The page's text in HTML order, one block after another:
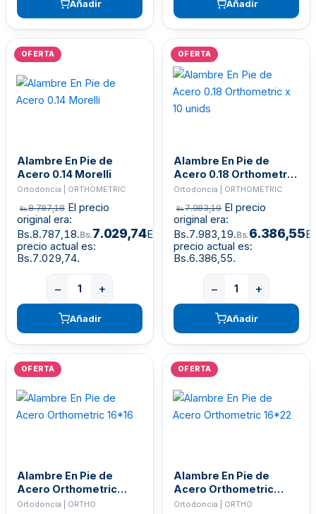
Añadir Añadir
OFERTA
Alambre En Pie de
Acero 0.14 Morelli
Ortodoncia | ORTHOMETRIC
Bs.8.787,18 El precio
original era:
Bs.8.787,18.Bs.7.029,74El
precio actual es:
Bs.7.029,74.
− +
Añadir
OFERTA
Alambre En Pie de
Acero 0.18 Orthometric
x 10 unids
Ortodoncia | ORTHOMETRIC
Bs.7.983,19 El precio
original era:
Bs.7.983,19.Bs.6.386,55El
precio actual es:
Bs.6.386,55.
− +
Añadir
OFERTA
Alambre En Pie de
Acero Orthometric
16*16
Ortodoncia | ORTHO
OFERTA
Alambre En Pie de
Acero Orthometric
16*22
Ortodoncia | ORTHO